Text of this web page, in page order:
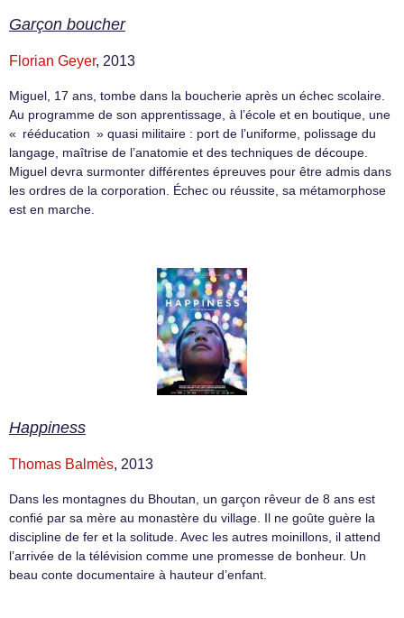
Garçon boucher
Florian Geyer, 2013
Miguel, 17 ans, tombe dans la boucherie après un échec scolaire.
Au programme de son apprentissage, à l’école et en boutique, une
« rééducation » quasi militaire : port de l’uniforme, polissage du
langage, maîtrise de l’anatomie et des techniques de découpe.
Miguel devra surmonter différentes épreuves pour être admis dans
les ordres de la corporation. Échec ou réussite, sa métamorphose
est en marche.
Happiness
Thomas Balmès, 2013
Dans les montagnes du Bhoutan, un garçon rêveur de 8 ans est
confié par sa mère au monastère du village. Il ne goûte guère la
discipline de fer et la solitude. Avec les autres moinillons, il attend
l’arrivée de la télévision comme une promesse de bonheur. Un
beau conte documentaire à hauteur d’enfant.